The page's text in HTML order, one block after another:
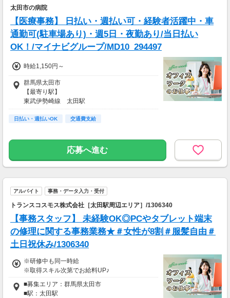
太田市の病院
【医療事務】 日払い・週払い可・経験者活躍中・車
通勤可(駐車場あり)・週5日・夜勤あり/当日払い
OK！/マイナビグループ/MD10_294497
時給1,150円～
群馬県太田市
【最寄り駅】
東武伊勢崎線 太田駅
東武桐生線 太田駅
東武小泉線 太田駅
太田駅より徒歩20分
日払い・週払いOK 交通費支給
応募へ進む
アルバイト 事務・データ入力・受付
トランスコスモス株式会社［太田駅周辺エリア］/1306340
【事務スタッフ】 未経験OK◎PCやタブレット端末
の修理に関する事務業務★＃女性が8割＃服髪自由＃
土日祝休み/1306340
※研修中も同一時給
※取得スキル次第でお給料UP♪
■募集エリア：群馬県太田市
■駅：太田駅